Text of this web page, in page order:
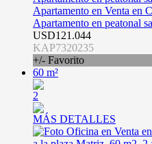
Apartamento en Venta en
Apartamento en peatonal
USD121.044
KAP7320235
+/- Favorito
60 m²
2
MÁS DETALLES